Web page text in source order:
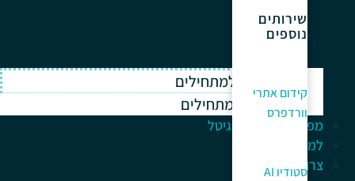
שירותים
נוספים
קידום אתרי
וורדפרס
סטודיו AI
וורדפרס למתחילים
ווקומרס למתחילים
מפתח לעולם הדיגיטל
למה כאן?
צרו קשר